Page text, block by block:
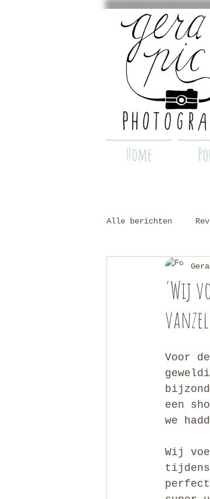
Home
Alle berichten
'Wij
Voor
een
we
Wij